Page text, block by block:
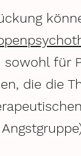
sowohl für
die die